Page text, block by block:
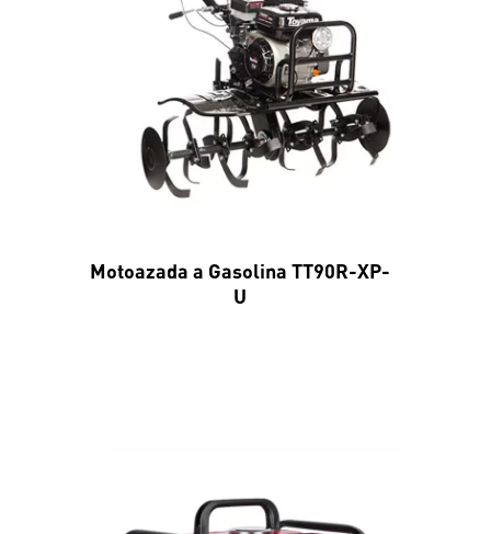
Motoazada a Gasolina TT90R-XP-
U